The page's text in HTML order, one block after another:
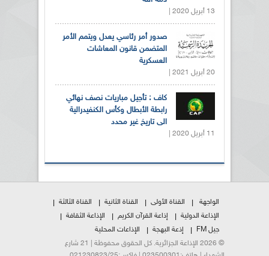
13 أبريل 2020 |
صدور أمر رئاسي يعدل ويتمم الأمر
المتضمن قانون المعاشات
العسكرية
20 أبريل 2021 |
كاف : تأجيل مباريات نصف نهائي
رابطة الأبطال وكأس الكنفيدرالية
الى تاريخ غير محدد
11 أبريل 2020 |
الواجهة القناة الأولى القناة الثانية
القناة الثالثة
الإذاعة الدولية
إذاعة القرآن الكريم
الإذاعة الثقافة
جيل FM
إذعة البهجة
الإذاعات المحلية
© 2026 الإذاعة الجزائرية. كل الحقوق محفوظة | 21 شارع